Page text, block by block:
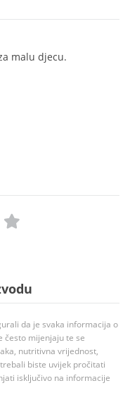
malu djecu.
da je svaka informacija o
često mijenjaju te se
nutritivna vrijednost,
biste uvijek pročitati
isključivo na informacije